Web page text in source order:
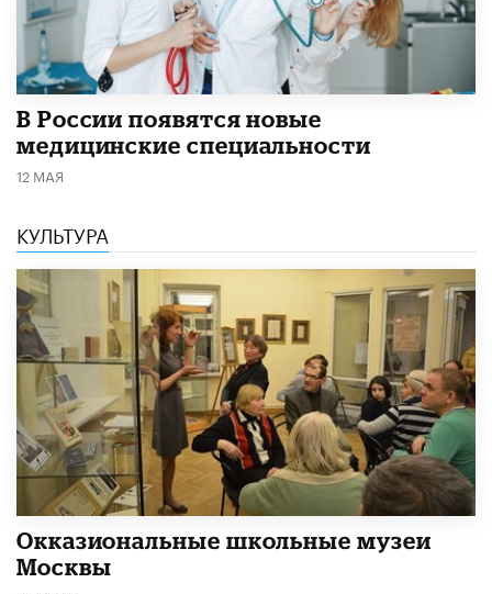
В России появятся новые
медицинские специальности
12 МАЯ
КУЛЬТУРА
​Окказиональные школьные музеи
Москвы